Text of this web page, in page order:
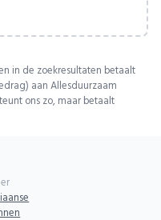
in de zoekresultaten betaalt
aan Allesduurzaam
ons zo, maar betaalt